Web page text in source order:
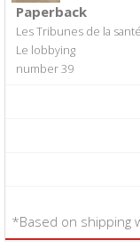
Paperback
Les Tribunes de la
Le lobbying
number 39
*Based on shipping